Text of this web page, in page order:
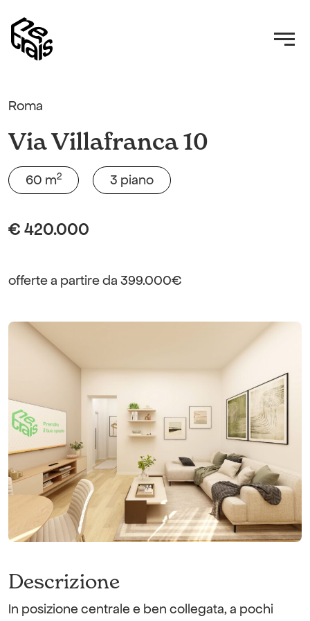
Roma
Via Villafranca 10
60 m2 3 piano
€ 420.000
offerte a partire da 399.000€
Descrizione
In posizione centrale e ben collegata, a pochi